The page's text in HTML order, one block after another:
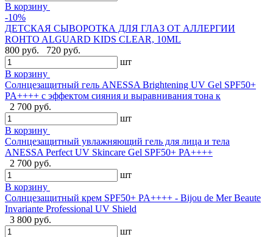
В корзину
-10%
ДЕТСКАЯ СЫВОРОТКА ДЛЯ ГЛАЗ ОТ АЛЛЕРГИИ
ROHTO ALGUARD KIDS CLEAR, 10ML
800 руб.
720 руб.
шт
В корзину
Солнцезащитный гель ANESSA Brightening UV Gel SPF50+
PA++++ с эффектом сияния и выравнивания тона к
2 700 руб.
шт
В корзину
Солнцезащитный увлажняющий гель для лица и тела
ANESSA Perfect UV Skincare Gel SPF50+ PA++++
2 700 руб.
шт
В корзину
Cолнцезащитный крем SPF50+ PA++++ - Bijou de Mer Beaute
Invariante Professional UV Shield
3 800 руб.
шт